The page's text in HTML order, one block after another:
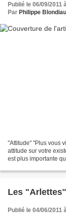
Publié le 06/09/2011
Par Philippe
"Attitude" "Plus vous
attitude sur votre
est plus importante
Les
Publié le 04/06/2011